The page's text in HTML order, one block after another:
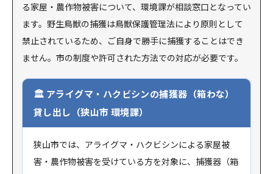
る家屋・農作物被害について、環境課が相談窓口となってい
ます。野生鳥獣の捕獲は鳥獣保護管理法により原則として
禁止されているため、ご自身で勝手に捕獲することはでき
ません。市の制度や許可された方法での対応が必要です。
アライグマ・ハクビシンの捕獲器（箱わな）
貸し出し（狭山市 環境課）
狭山市では、アライグマ・ハクビシンによる家屋被
害・農作物被害を受けている方を対象に、捕獲器（箱